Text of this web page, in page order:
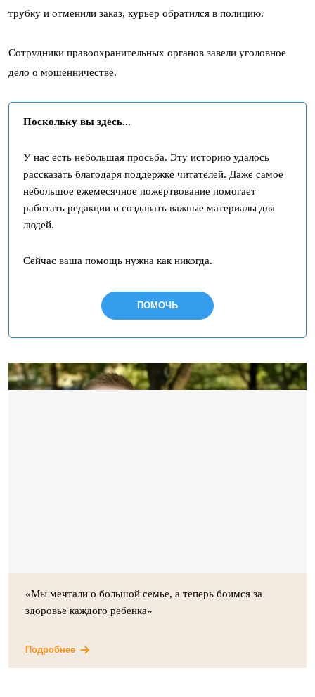
трубку и отменили заказ, курьер обратился в полицию.
Сотрудники правоохранительных органов завели уголовное
дело о мошенничестве.
Поскольку вы здесь...
У нас есть небольшая просьба. Эту историю удалось
рассказать благодаря поддержке читателей. Даже самое
небольшое ежемесячное пожертвование помогает
работать редакции и создавать важные материалы для
людей.
Сейчас ваша помощь нужна как никогда.
ПОМОЧЬ
«Мы мечтали о большой семье, а теперь боимся за
здоровье каждого ребенка»
Подробнее